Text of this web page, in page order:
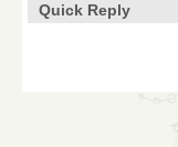
Quick Reply